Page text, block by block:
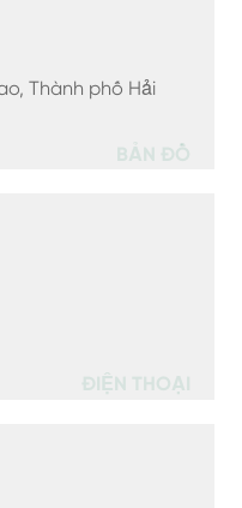
Thành phố Hải
BẢN ĐỒ
ĐIỆN THOẠI